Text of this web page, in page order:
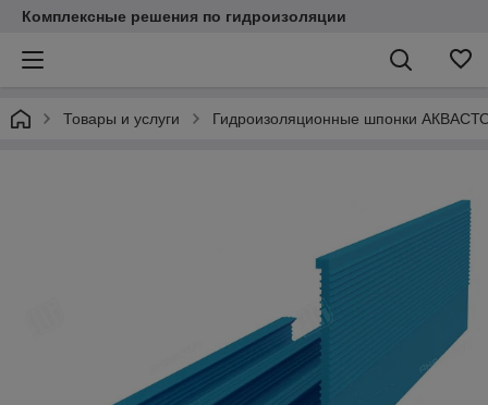
Комплексные решения по гидроизоляции
Товары и услуги Гидроизоляционные шпонки